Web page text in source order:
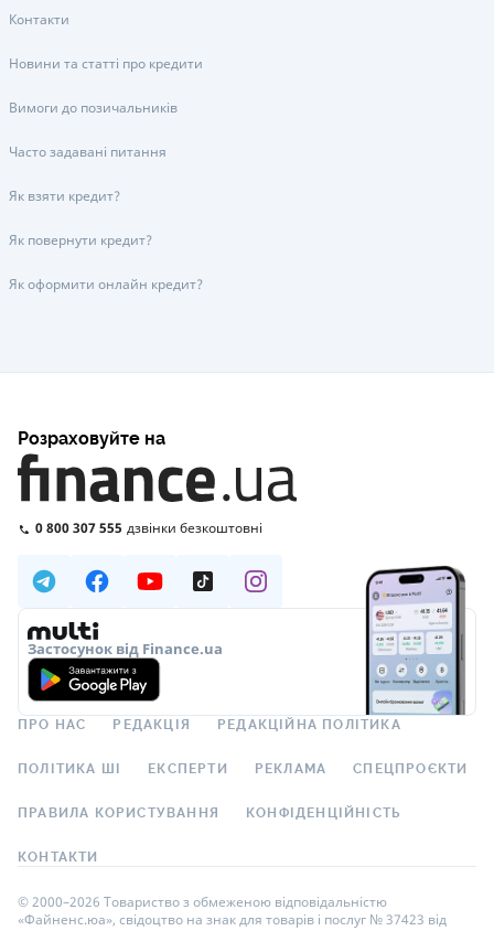
Контакти
Новини та статті про кредити
Вимоги до позичальників
Часто задавані питання
Як взяти кредит?
Як повернути кредит?
Як оформити онлайн кредит?
Розраховуйте на
0 800 307 555 дзвінки безкоштовні
Застосунок від Finance.ua
ПРО НАС РЕДАКЦІЯ РЕДАКЦІЙНА ПОЛІТИКА
ПОЛІТИКА ШІ ЕКСПЕРТИ РЕКЛАМА СПЕЦПРОЄКТИ
ПРАВИЛА КОРИСТУВАННЯ КОНФІДЕНЦІЙНІСТЬ
КОНТАКТИ
© 2000–2026 Товариство з обмеженою відповідальністю
«Файненс.юа», свідоцтво на знак для товарів і послуг № 37423 від